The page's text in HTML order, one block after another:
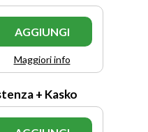
AGGIUNGI
Maggiori info
+ Kasko